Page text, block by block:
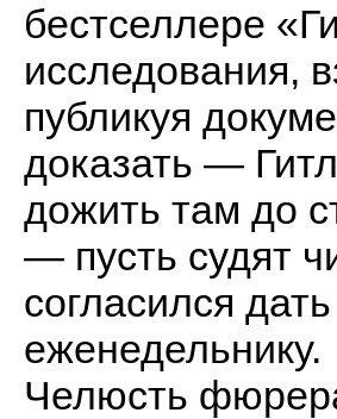
бестселлере
исследования,
публикуя
доказать —
дожить там до
— пусть судят
согласился
еженедельнику.
Челюсть